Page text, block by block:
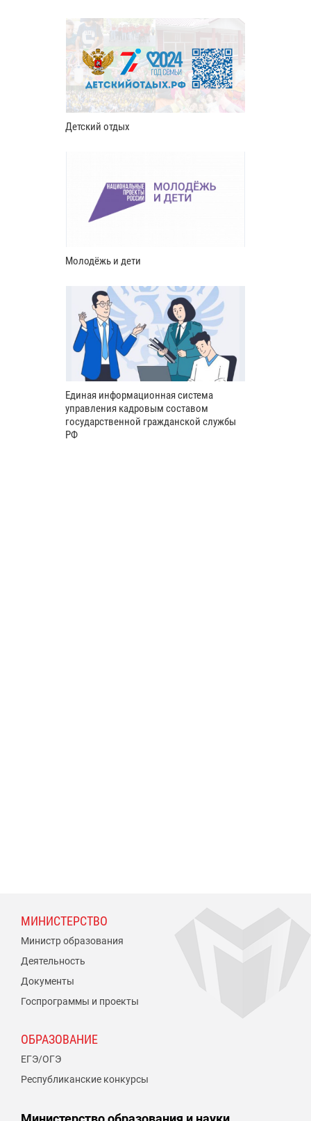
Детский отдых
Молодёжь и дети
Единая информационная система
управления кадровым составом
государственной гражданской службы
РФ
МИНИСТЕРСТВО
Министр образования
Деятельность
Документы
Госпрограммы и проекты
ОБРАЗОВАНИЕ
ЕГЭ/ОГЭ
Республиканские конкурсы